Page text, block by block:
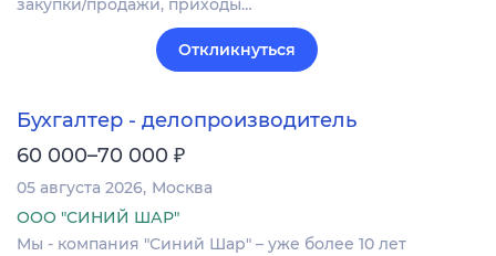
закупки/продажи, приходы…
Откликнуться
Бухгалтер - делопроизводитель
60 000–70 000 ₽
05 августа 2026 Москва
ООО "СИНИЙ ШАР"
Мы - компания "Синий Шар" – уже более 10 лет